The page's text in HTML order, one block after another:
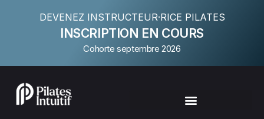
DEVENEZ INSTRUCTEUR·RICE PILATES
INSCRIPTION EN COURS
Cohorte septembre 2026